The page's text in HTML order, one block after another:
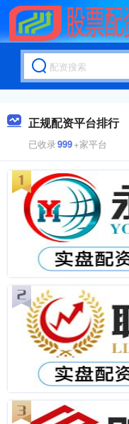
正规配资平台排行
已收录999+家平台